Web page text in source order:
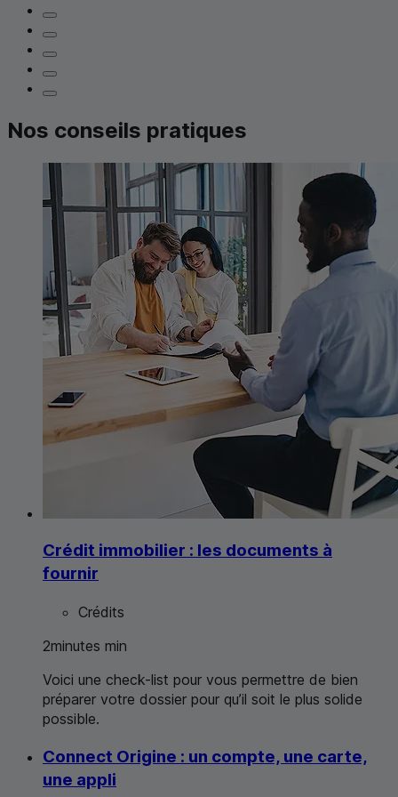
Nos conseils pratiques
Crédit immobilier : les documents à
fournir
Crédits
2minutes min
Voici une check-list pour vous permettre de bien
préparer votre dossier pour qu’il soit le plus solide
possible.
Connect Origine : un compte, une carte,
une appli